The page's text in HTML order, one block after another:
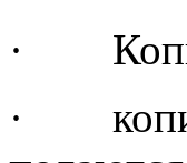
· Копия
· копия